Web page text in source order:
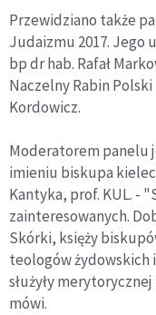
Przewidziano także
Judaizmu 2017. Jego
bp dr hab. Rafał
Naczelny Rabin
Kordowicz.
Moderatorem panelu
imieniu biskupa
Kantyka, prof. KUL. -
zainteresowanych.
Skórki, księży
teologów żydowskich
służyły
mówi.